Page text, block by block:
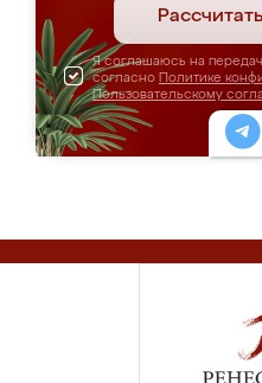
Я соглашаюсь на
согласно Политике
Пользовательскому